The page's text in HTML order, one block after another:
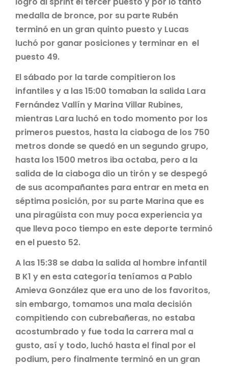
medalla de bronce, por su parte Rubén
terminó en un gran quinto puesto y Lucas
luchó por ganar posiciones y terminar en el
puesto 49.
El sábado por la tarde compitieron los
infantiles y a las 15:00 tomaban la salida Lara
Fernández Vallín y Marina Villar Rubines,
mientras Lara luchó en todo momento por los
primeros puestos, hasta la ciaboga de los 750
metros donde se quedó en un segundo grupo,
hasta los 1500 metros iba octaba, pero a la
salida de la ciaboga dio un tirón y se despegó
de sus acompañantes para entrar en meta en
séptima posición, por su parte Marina que es
una piragüista con muy poca experiencia ya
que lleva poco tiempo en este deporte terminó
en el puesto 52.
A las 15:38 se daba la salida al hombre infantil
B K1 y en esta categoría teníamos a Pablo
Amieva González que era uno de los favoritos,
sin embargo, tomamos una mala decisión
compitiendo con cubrebañeras, no estaba
acostumbrado y fue toda la carrera mal a
gusto, así y todo, luchó hasta el final por el
podium, pero finalmente terminó en un gran